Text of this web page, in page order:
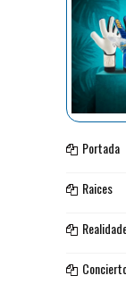
Portada
Raices